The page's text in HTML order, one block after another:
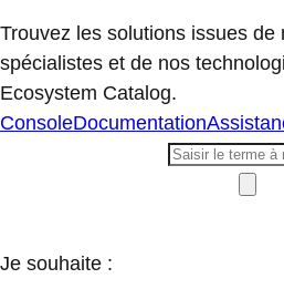
Trouvez les solutions issues de
spécialistes et de nos
Ecosystem Catalog.
ConsoleDocumentation
Je souhaite :